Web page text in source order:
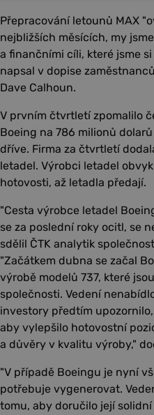
Přepracování letounů MAX
nejbližších měsících, my
a finančními cíli, které jsme
napsal v dopise
Dave Calhoun.
V prvním čtvrtletí zpomalilo
Boeing na 786 milionů
dříve. Firma za čtvrtletí
letadel. Výrobci letadel
hotovosti, až letadla předají.
"Cesta výrobce letadel
se za poslední roky ocitl, se
sdělil ČTK analytik
"Začátkem dubna se začal
výrobě modelů 737, které
společnosti. Vedení
investory předtím
aby vylepšilo hotovostní
a důvěry v kvalitu výroby,"
"V případě Boeingu je nyní
potřebuje vygenerovat.
tomu, aby doručilo její